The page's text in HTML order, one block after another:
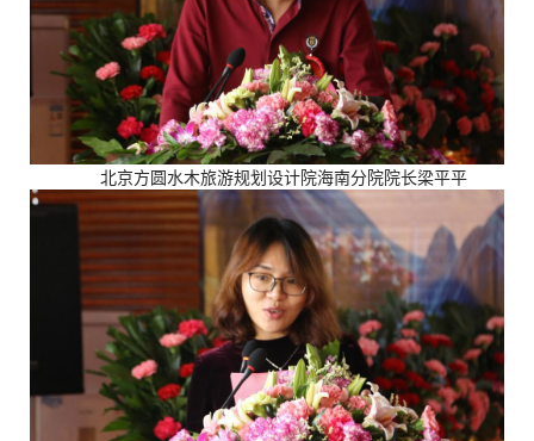
北京方圆水木旅游规划设计院海南分院院长梁平平